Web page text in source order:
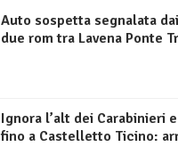
Auto sospetta segnalata
due rom tra Lavena Ponte
Ignora l’alt dei Carabinieri
fino a Castelletto Ticino: